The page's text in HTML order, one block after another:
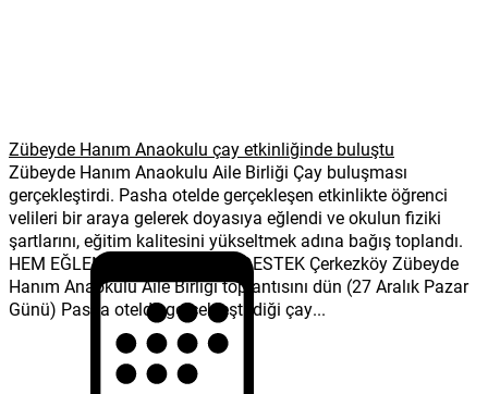
Zübeyde Hanım Anaokulu çay etkinliğinde buluştu
Zübeyde Hanım Anaokulu Aile Birliği Çay buluşması
gerçekleştirdi. Pasha otelde gerçekleşen etkinlikte öğrenci
velileri bir araya gelerek doyasıya eğlendi ve okulun fiziki
şartlarını, eğitim kalitesini yükseltmek adına bağış toplandı.
HEM EĞLENCE HEM EĞİTİME DESTEK Çerkezköy Zübeyde
Hanım Anaokulu Aile Birliği toplantısını dün (27 Aralık Pazar
Günü) Pasha otelde gerçekleştirdiği çay...